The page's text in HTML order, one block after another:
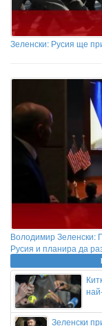
Зеленски: Русия ще
Володимир Зеленски:
Русия и планира да
Зеленски